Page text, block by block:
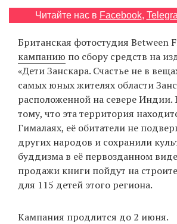
Читайте нас в Facebook,
Британская фотостудия Between
кампанию по сбору средств на
«Дети Занскара. Счастье не в
самых юных жителях области
расположенной на севере Индии.
тому, что эта территория
Гималаях, её обитатели не
других народов и сохранили
буддизма в её первозданном
продажи книги пойдут на
для 115 детей этого региона.
Кампания продлится до 2 июня.